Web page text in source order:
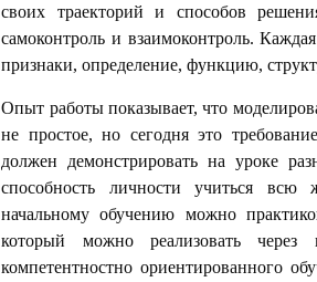
своих траекторий и способов
самоконтроль и взаимоконтроль.
признаки, определение, функцию,
Опыт работы показывает, что
не простое, но сегодня это
должен демонстрировать на уроке
способность личности учиться всю
начальному обучению можно
который можно реализовать через
компетентностно ориентированного